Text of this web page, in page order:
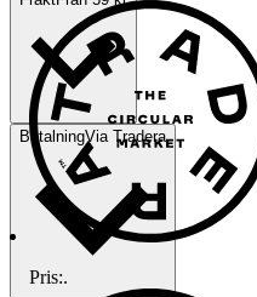
BetalningVia Tradera
Pris:.